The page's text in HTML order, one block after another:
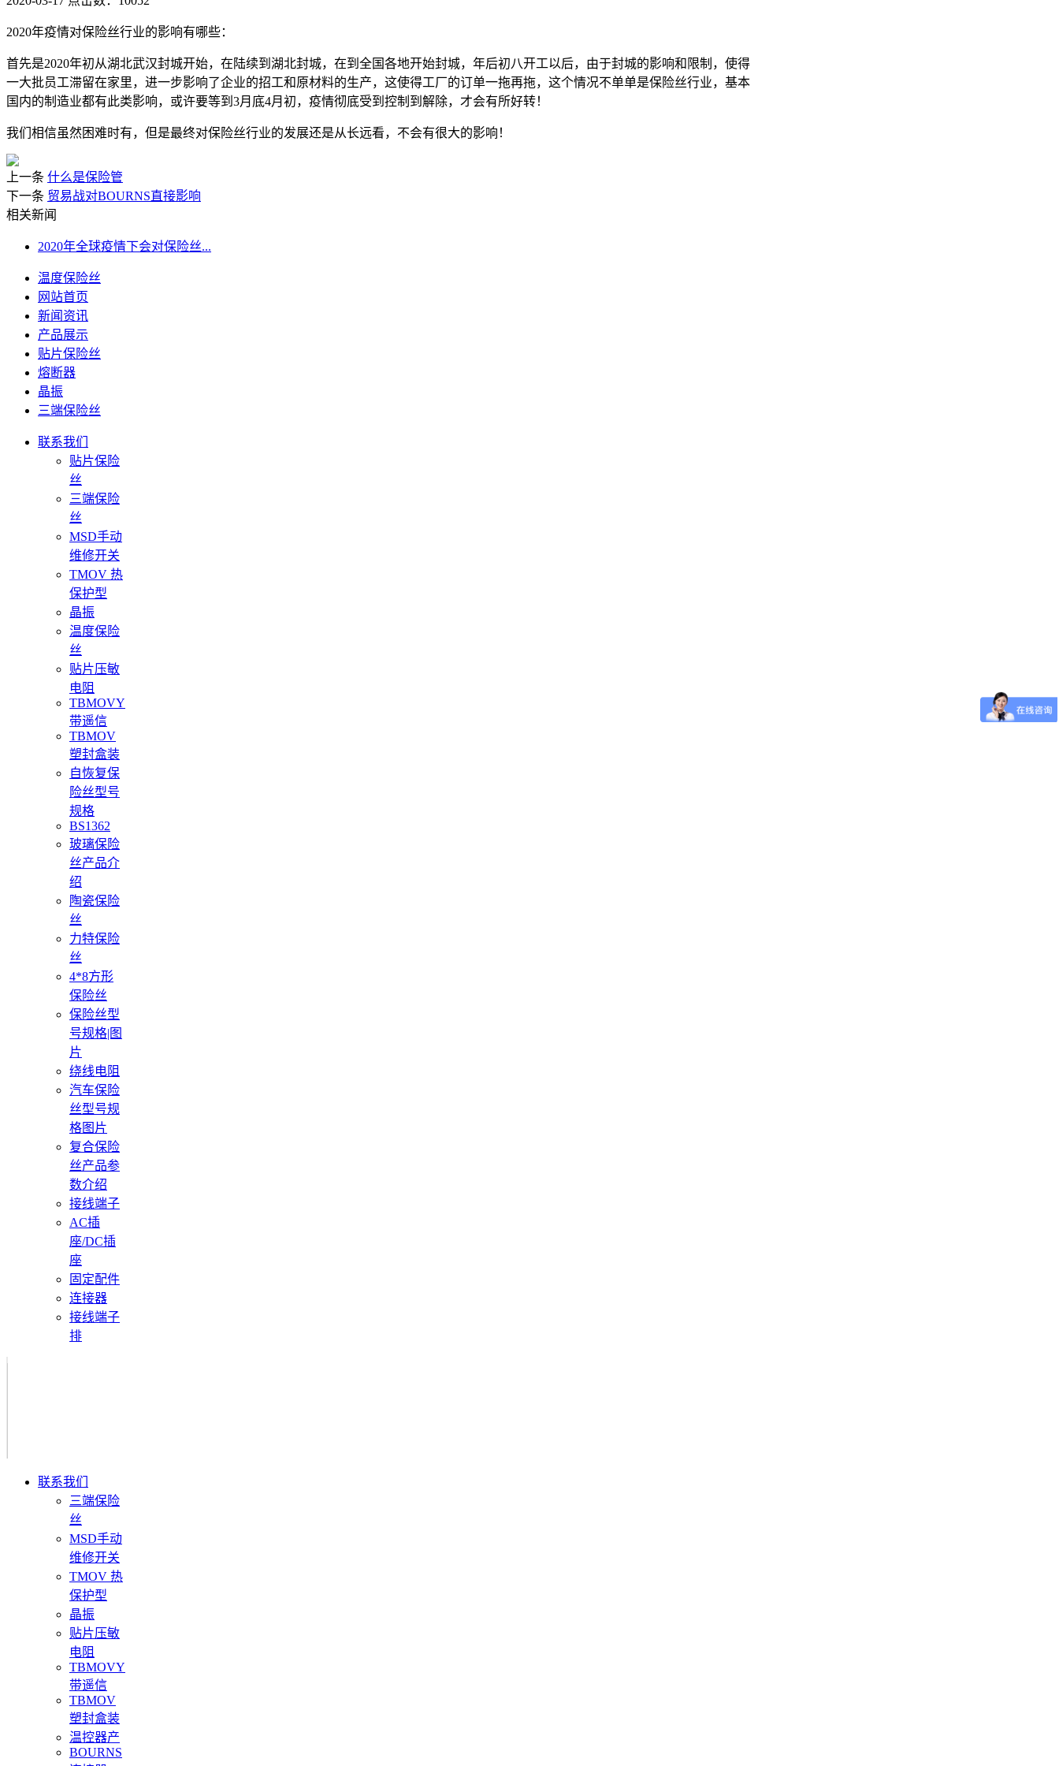
2020年疫情对保险丝行业的影响有哪些：
首先是2020年初从湖北武汉封城开始，在陆续到湖北封城，在到全国各地开始封城，年后初八开工以后，由于封城的影响和限制，使得
一大批员工滞留在家里，进一步影响了企业的招工和原材料的生产，这使得工厂的订单一拖再拖，这个情况不单单是保险丝行业，基本
国内的制造业都有此类影响，或许要等到3月底4月初，疫情彻底受到控制到解除，才会有所好转！
我们相信虽然困难时有，但是最终对保险丝行业的发展还是从长远看，不会有很大的影响！
上一条 什么是保险管
下一条 贸易战对BOURNS直接影响
相关新闻
2020年全球疫情下会对保险丝...
温度保险丝
网站首页
新闻资讯
产品展示
贴片保险丝
熔断器
晶振
三端保险丝
联系我们
贴片保险
丝
三端保险
丝
MSD手动
维修开关
TMOV 热
保护型
晶振
温度保险
丝
贴片压敏
电阻
TBMOVY
带遥信
TBMOV
塑封盒装
自恢复保
险丝型号
规格
BS1362
玻璃保险
丝产品介
绍
陶瓷保险
丝
力特保险
丝
4*8方形
保险丝
保险丝型
号规格|图
片
绕线电阻
汽车保险
丝型号规
格图片
复合保险
丝产品参
数介绍
接线端子
AC插
座/DC插
座
固定配件
连接器
接线端子
排
联系我们
三端保险
丝
MSD手动
维修开关
TMOV 热
保护型
晶振
贴片压敏
电阻
TBMOVY
带遥信
TBMOV
塑封盒装
温控器产
BOURNS